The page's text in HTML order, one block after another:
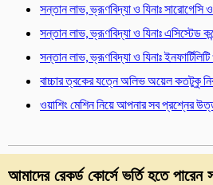
সন্তান লাভ, ভ্রূণবিদ্যা ও যিনাঃ সারোগেসি
সন্তান লাভ, ভ্রূণবিদ্যা ও যিনাঃ এসিস্টেড
সন্তান লাভ, ভ্রূণবিদ্যা ও যিনাঃ
বাচ্চার ত্বকের যত্নে অলিভ অয়েল কতটুকু
ওয়াশিং মেশিন নিয়ে আপনার সব প্রশ্নের
আমাদের রেকর্ড কোর্সে ভর্তি হতে পারেন